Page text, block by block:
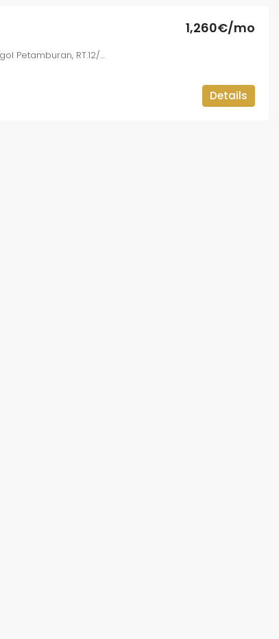
1,260€/mo
Jl. Tomang Raya No. 29, Tomang, Grogol Petamburan, RT.12/RW.5, Tomang, Jakarta Barat, DKI Jakarta 11440, Indonesia
Details